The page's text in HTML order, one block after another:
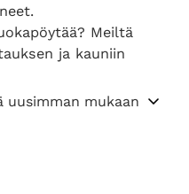
Meiltä
ja kauniin